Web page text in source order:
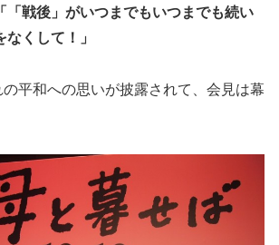
「戦後」がいつまでもいつまでも続い
くして！」
平和への思いが披露されて、会見は幕